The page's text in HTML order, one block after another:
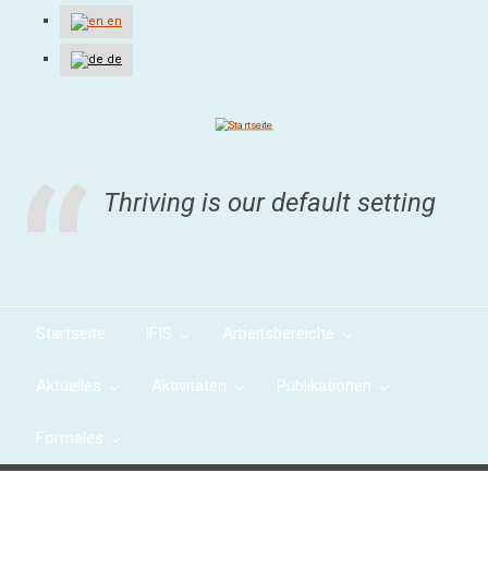
en
de
Thriving is our default setting
Startseite IFIS Arbeitsbereiche
Aktuelles Aktivitäten Publikationen
Formales